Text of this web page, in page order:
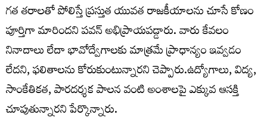
గత తరాలతో పోలిస్తే ప్రస్తుత యువత రాజకీయాలను చూసే కోణం
పూర్తిగా మారిందని పవన్ అభిప్రాయపడ్డారు. వారు కేవలం
నినాదాలు లేదా భావోద్వేగాలకు మాత్రమే ప్రాధాన్యం ఇవ్వడం
లేదని, ఫలితాలను కోరుకుంటున్నారని చెప్పారు.ఉద్యోగాలు, విద్య,
సాంకేతికత, పారదర్శక పాలన వంటి అంశాలపై ఎక్కువ ఆసక్తి
చూపుతున్నారని పేర్కొన్నారు.